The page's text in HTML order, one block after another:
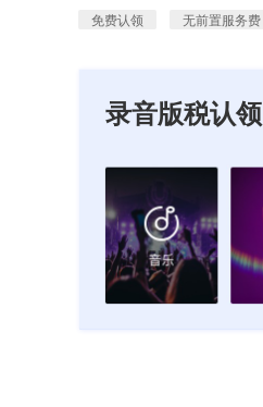
免费认领 无前置服务费
录音版税认领